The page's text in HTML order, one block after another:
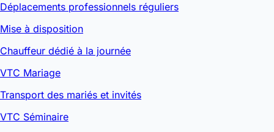
Déplacements professionnels réguliers
Mise à disposition
Chauffeur dédié à la journée
VTC Mariage
Transport des mariés et invités
VTC Séminaire